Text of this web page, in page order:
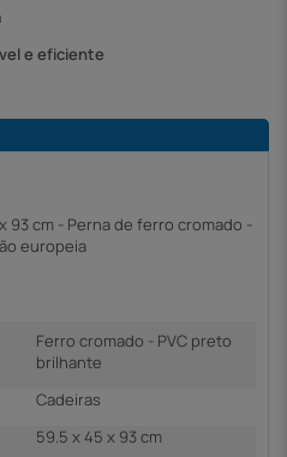
e eficiente
93 cm - Perna de ferro cromado -
europeia
Ferro cromado - PVC preto
brilhante
Cadeiras
59.5 x 45 x 93 cm